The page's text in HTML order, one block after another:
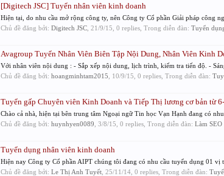
[Digitech JSC] Tuyển nhân viên kinh doanh
Hiện tại, do nhu cầu mở rộng công ty, nên Công ty Cổ phần Giải pháp công
Chủ đề đăng bởi: Digitech JSC, 21/9/15 , 0 replies, Trong diễn đàn: Tuyển
Avagroup Tuyển Nhân Viên Biên Tập Nội Dung, Nhân Viên Kinh
Với nhân viên nội dung : - Sắp xếp nội dung, lịch trình, kiếm tra tiến độ. -
Chủ đề đăng bởi: hoangminhtam2015 10/9/15 , 0 replies, Trong diễn đàn:
Tuyển gấp Chuyên viên Kinh Doanh và Tiếp Thị lương cơ bản từ
Chào cả nhà, hiện tại bên trung tâm Ngoại ngữ Tin học Vạn Hạnh đang có
Chủ đề đăng bởi: huynhyen0089 3/8/15 , 0 replies, Trong diễn đàn: Làm SEO
Tuyển dụng nhân viên kinh doanh
Hiện nay Công ty Cổ phần AIPT chúng tôi đang có nhu cầu tuyển dụng 01
Chủ đề đăng bởi: Le Thị Anh Tuyết, 25/11/14, 0 replies, Trong diễn đàn: